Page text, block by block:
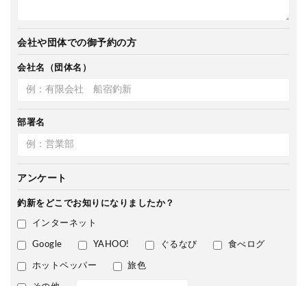
会社や団体での御予約の方
会社名（団体名）
部署名
アンケート
釣新をどこでお知りになりましたか？
インターネット
Google YAHOO! ぐるなび 食べログ
ホットペッパー 旅色